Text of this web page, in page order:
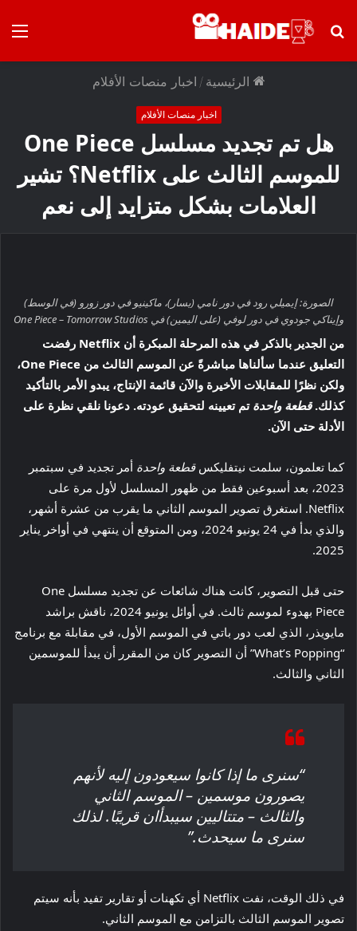
بحث
الرئيسية / اخبار منصات الأفلام
اخبار منصات الأفلام
هل تم تجديد مسلسل One Piece
للموسم الثالث على Netflix؟ تشير
العلامات بشكل متزايد إلى نعم
الصورة: إيميلي رود في دور نامي (يسار)، ماكينيو في دور زورو (في الوسط)
وإيناكي جودوي في دور لوفي (على اليمين) في One Piece – Tomorrow Studios
من الجدير بالذكر في هذه المرحلة المبكرة أن Netflix رفضت
التعليق عندما سألناها مباشرةً عن الموسم الثالث من One Piece،
ولكن نظرًا للمقابلات الأخيرة والآن قائمة الإنتاج، يبدو الأمر بالتأكيد
كذلك.قطعة واحدة تم تعيينه لتحقيق عودته. دعونا نلقي نظرة على
الأدلة حتى الآن.
كما تعلمون، سلمت نيتفليكسقطعة واحدة أمر تجديد في سبتمبر
2023، بعد أسبوعين فقط من ظهور المسلسل لأول مرة على
Netflix. استغرق تصوير الموسم الثاني ما يقرب من عشرة أشهر،
والذي بدأ في 24 يونيو 2024، ومن المتوقع أن ينتهي في أواخر يناير
2025.
حتى قبل التصوير، كانت هناك شائعات عن تجديد مسلسل One
Piece بهدوء لموسم ثالث. في أوائل يونيو 2024، ناقش براشد
مايويذر، الذي لعب دور باتي في الموسم الأول، في مقابلة مع برنامج
“What’s Popping” أن التصوير كان من المقرر أن يبدأ للموسمين
الثاني والثالث.
“سنرى ما إذا كانوا سيعودون إليه لأنهم
يصورون موسمين – الموسم الثاني
والثالث – متتاليين سيبدأان قريبًا. لذلك
سنرى ما سيحدث.”
في ذلك الوقت، نفت Netflix أي تكهنات أو تقارير تفيد بأنه سيتم
تصوير الموسم الثالث بالتزامن مع الموسم الثاني.
توصيات :
باقة متميزة VIP (كود: AA26790):
ماسنجر المسلم
باقة متميزة VIP (كود: AA11138):
تحسين محركات البحث SEO